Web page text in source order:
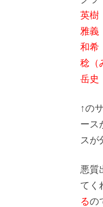
英樹
雅義
和希
稔（
岳史
↑の
ース
スが
悪質
てく
るの